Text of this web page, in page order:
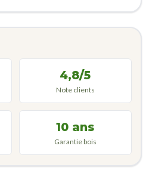
4,8/5
Note clients
10 ans
Garantie bois